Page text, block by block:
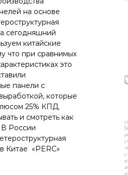
на основе
сегодняшний
китайские
что при сравнимых
это
панели с
которые
25% КПД.
и смотреть как
В России
Китае «PERC»